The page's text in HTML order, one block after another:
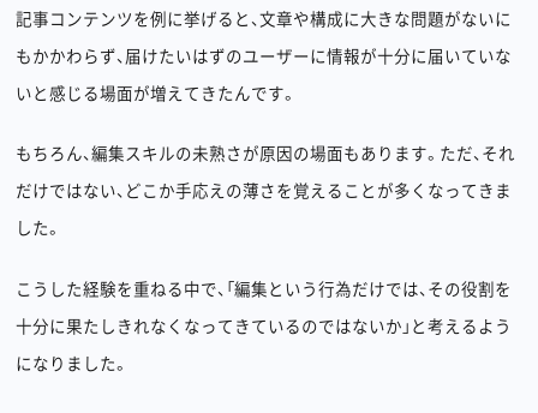
記事コンテンツを例に挙げると、文章や構成に大きな問題がないに
もかかわらず、届けたいはずのユーザーに情報が十分に届いていな
いと感じる場面が増えてきたんです。
もちろん、編集スキルの未熟さが原因の場面もあります。ただ、それ
だけではない、どこか手応えの薄さを覚えることが多くなってきま
した。
こうした経験を重ねる中で、「編集という行為だけでは、その役割を
十分に果たしきれなくなってきているのではないか」と考えるよう
になりました。